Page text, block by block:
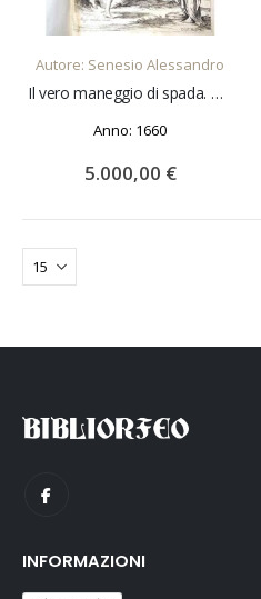
AGGIUNGI AL CARRELLO
Autore: Senesio Alessandro
Il vero maneggio di spada. D'Alessandro Senese gentil'huomo bolognese.
Anno: 1660
5.000,00 €
INFORMAZIONI